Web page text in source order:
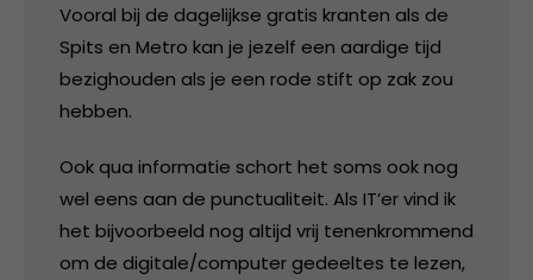
Vooral bij de dagelijkse gratis kranten als de
Spits en Metro kan je jezelf een aardige tijd
bezighouden als je een rode stift op zak zou
hebben.
Ook qua informatie schort het soms ook nog
wel eens aan de punctualiteit. Als IT’er vind ik
het bijvoorbeeld nog altijd vrij tenenkrommend
om de digitale/computer gedeeltes te lezen,